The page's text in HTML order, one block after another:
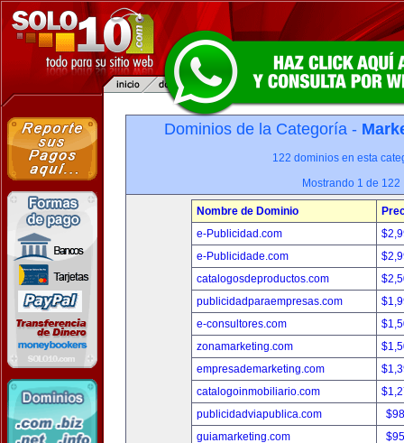
Dominios de la Categoría -
122 dominios en esta
Mostrando 1 de 122
Nombre de Dominio
e-Publicidad.com
e-Publicidade.com
catalogosdeproductos.com
publicidadparaempresas.com
e-consultores.com
zonamarketing.com
empresademarketing.com
catalogoinmobiliario.com
publicidadviapublica.com
guiamarketing.com